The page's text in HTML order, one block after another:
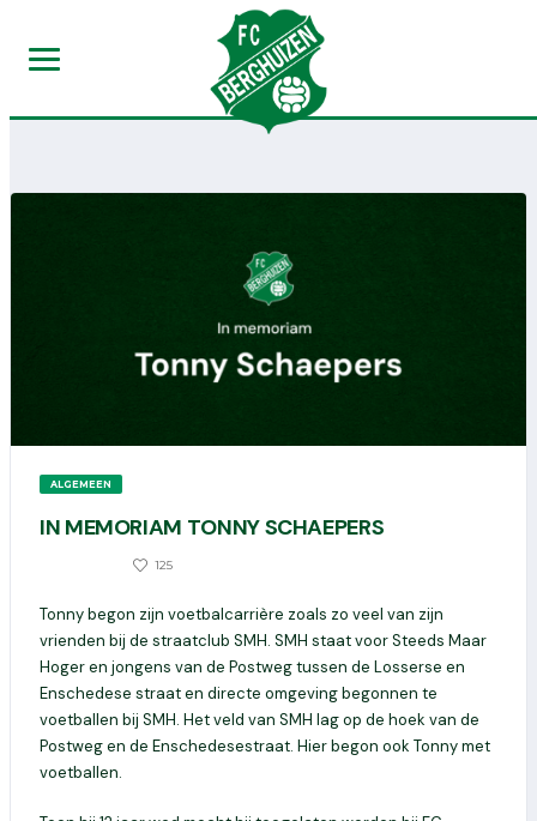
ALGEMEEN
IN MEMORIAM TONNY SCHAEPERS
125
Tonny begon zijn voetbalcarrière zoals zo veel van zijn
vrienden bij de straatclub SMH. SMH staat voor Steeds Maar
Hoger en jongens van de Postweg tussen de Losserse en
Enschedese straat en directe omgeving begonnen te
voetballen bij SMH. Het veld van SMH lag op de hoek van de
Postweg en de Enschedesestraat. Hier begon ook Tonny met
voetballen.